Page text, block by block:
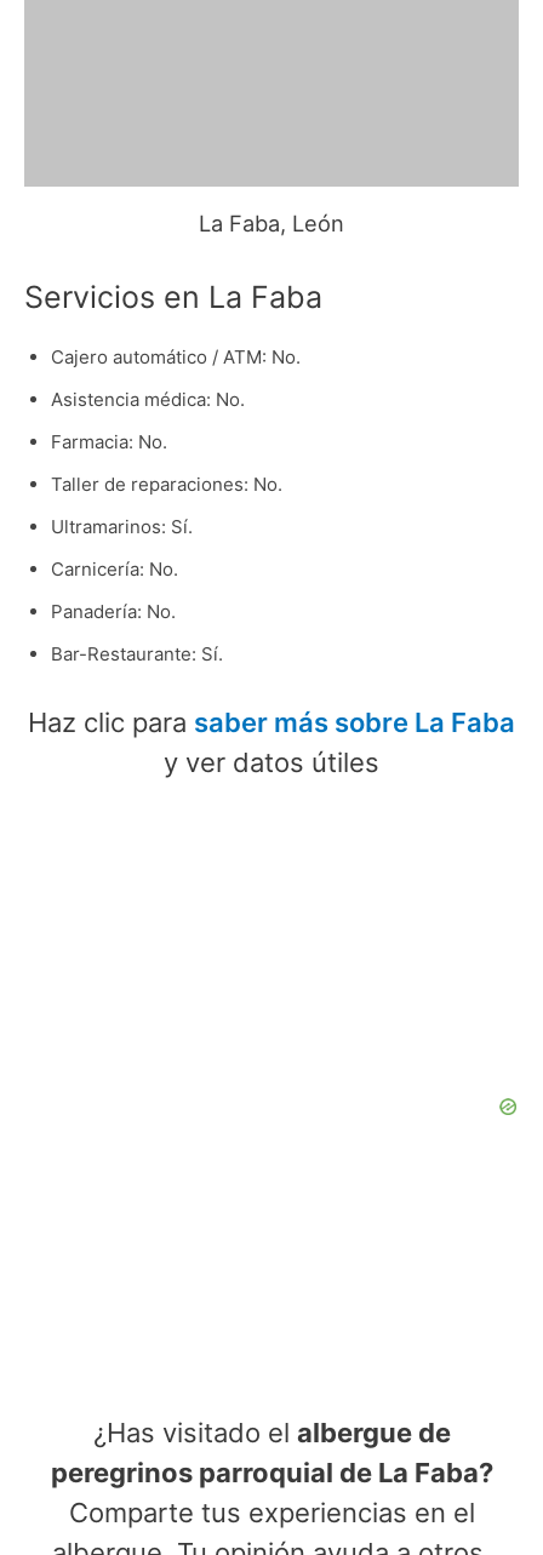
La Faba, León
Servicios en La Faba
Cajero automático / ATM: No.
Asistencia médica: No.
Farmacia: No.
Taller de reparaciones: No.
Ultramarinos: Sí.
Carnicería: No.
Panadería: No.
Bar-Restaurante: Sí.
Haz clic para saber más sobre La Faba
y ver datos útiles
¿Has visitado el albergue de
peregrinos parroquial de La Faba?
Comparte tus experiencias en el